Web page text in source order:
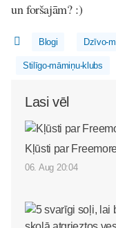
un foršajām? :)
Blogi Dzīvo-
Stilīgo-māmiņu-klubs
Lasi vēl
Kļūsti par
06. Aug 20:04